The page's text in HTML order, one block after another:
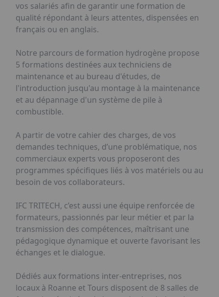
vos salariés afin de garantir une formation de
qualité répondant à leurs attentes, dispensées en
français ou en anglais.
Notre parcours de formation hydrogène propose
5 formations destinées aux techniciens de
maintenance et au bureau d'études, de
l'introduction jusqu'au montage à la maintenance
et au dépannage d'un système de pile à
combustible.
A partir de votre cahier des charges, de vos
demandes techniques, d’une problématique, nos
commerciaux experts vous proposeront des
programmes spécifiques liés à vos matériels ou au
besoin de vos collaborateurs.
IFC TRITECH, c’est aussi une équipe renforcée de
formateurs, passionnés par leur métier et par la
transmission des compétences, maîtrisant une
pédagogique dynamique et ouverte favorisant les
échanges et le dialogue.
Dédiés aux formations inter-entreprises, nos
locaux à Roanne et Tours disposent de 8 salles de